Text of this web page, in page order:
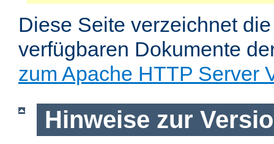
Diese Seite verzeichnet
verfügbaren Dokumente
zum Apache HTTP Server
Hinweise zur